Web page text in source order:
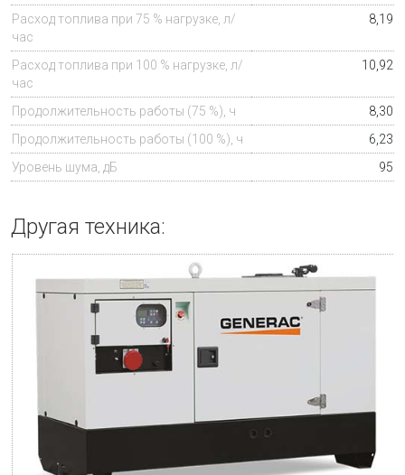
Расход топлива при 75 % нагрузке, л/
час
8,19
Расход топлива при 100 % нагрузке, л/
час
10,92
Продолжительность работы (75 %), ч
8,30
Продолжительность работы (100 %), ч
6,23
Уровень шума, дБ
95
Другая техника: